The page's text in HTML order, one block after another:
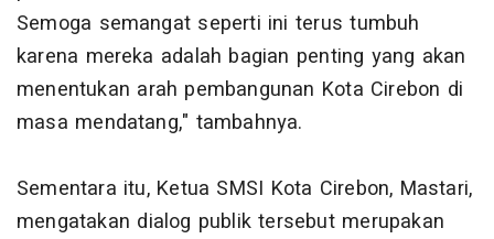
Semoga semangat seperti ini terus tumbuh
karena mereka adalah bagian penting yang akan
menentukan arah pembangunan Kota Cirebon di
masa mendatang," tambahnya.
Sementara itu, Ketua SMSI Kota Cirebon, Mastari,
mengatakan dialog publik tersebut merupakan